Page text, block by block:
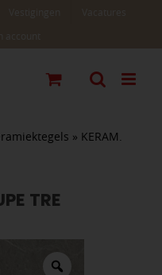
» KERAM.
TRE